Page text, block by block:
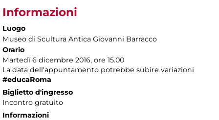
Informazioni
Luogo
Museo di Scultura Antica Giovanni Barracco
Orario
Martedì 6 dicembre 2016, ore 15.00
La data dell'appuntamento potrebbe subire variazioni
#educaRoma
Biglietto d'ingresso
Incontro gratuito
Informazioni